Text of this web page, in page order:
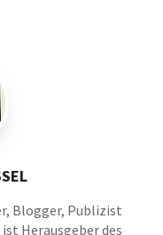
Blogger, Publizist
Herausgeber des